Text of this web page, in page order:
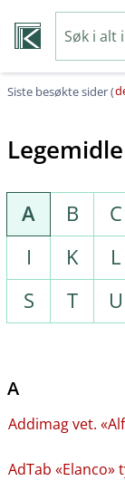
Siste besøkte sider (
A B C
I
K L
S
T U
A
Addimag vet.
AdTab «Elanco»